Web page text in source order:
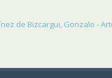
de Bizcargui, Gonzalo -